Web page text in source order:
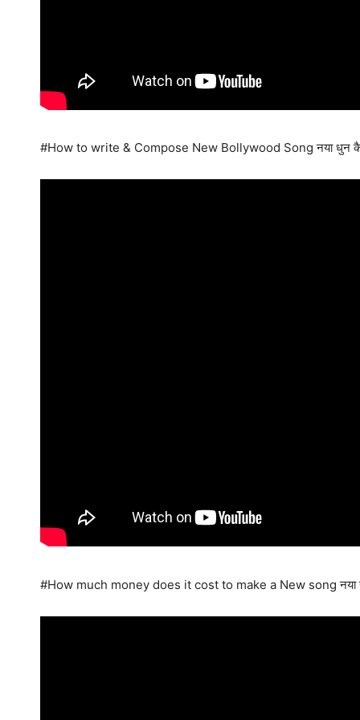
#How to write & Compose New Bollywood Song नया धुन कैसे
#How much money does it cost to make a New song नया